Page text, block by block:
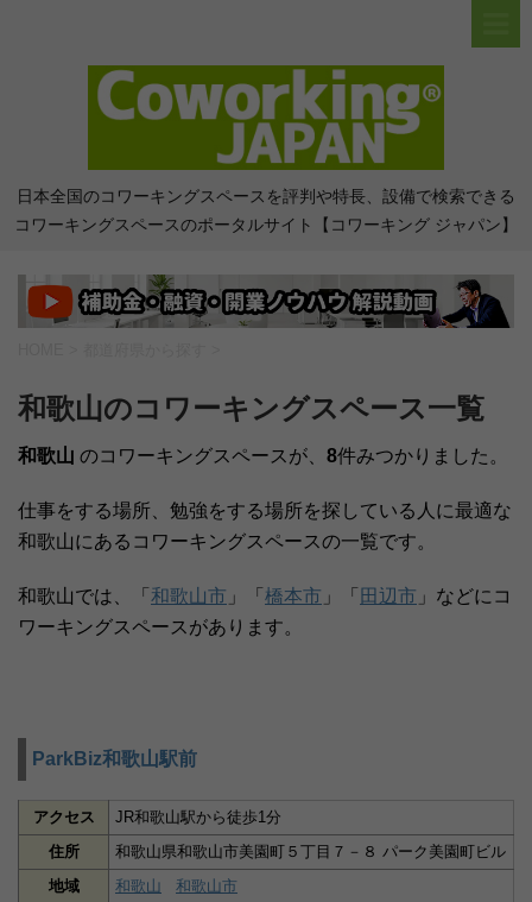
日本全国のコワーキングスペースを評判や特長、設備で検索できる
コワーキングスペースのポータルサイト【コワーキング ジャパン】
和歌山のコワーキングスペース一覧
和歌山 のコワーキングスペースが、 8件みつかりました。
仕事をする場所、勉強をする場所を探している人に最適な
和歌山にあるコワーキングスペースの一覧です。
和歌山では、「 和歌山市 」「 橋本市 」「 田辺市 」などにコ
ワーキングスペースがあります。
ParkBiz和歌山駅前
アクセス
JR和歌山駅から徒歩1分
住所
和歌山県和歌山市美園町５丁目７－８ パーク美園町ビル
地域
和歌山
和歌山市